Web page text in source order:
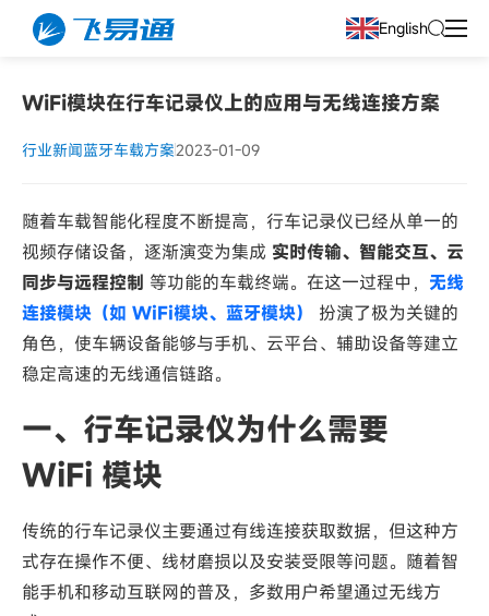
English
WiFi模块在行车记录仪上的应用与无线连接方案
行业新闻蓝牙车载方案2023-01-09
随着车载智能化程度不断提高，行车记录仪已经从单一的
视频存储设备，逐渐演变为集成 实时传输、智能交互、云
同步与远程控制 等功能的车载终端。在这一过程中， 无线
连接模块（如 WiFi模块、蓝牙模块）
扮演了极为关键的
角色，使车辆设备能够与手机、云平台、辅助设备等建立
稳定高速的无线通信链路。
一、行车记录仪为什么需要
WiFi 模块
传统的行车记录仪主要通过有线连接获取数据，但这种方
式存在操作不便、线材磨损以及安装受限等问题。随着智
能手机和移动互联网的普及，多数用户希望通过无线方